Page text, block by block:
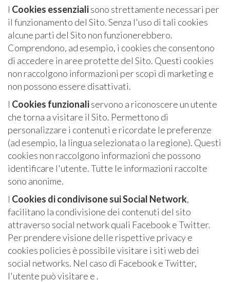
I Cookies essenzialisono strettamente necessari per
il funzionamento del Sito. Senza l'uso di tali cookies
alcune parti del Sito non funzionerebbero.
Comprendono, ad esempio, i cookies che consentono
di accedere in aree protette del Sito. Questi cookies
non raccolgono informazioni per scopi di marketing e
non possono essere disattivati.
I Cookies funzionaliservono a riconoscere un utente
che torna a visitare il Sito. Permettono di
personalizzare i contenuti e ricordate le preferenze
(ad esempio, la lingua selezionata o la regione). Questi
cookies non raccolgono informazioni che possono
identificare l'utente. Tutte le informazioni raccolte
sono anonime.
I Cookies di condivisone sui Social Network,
facilitano la condivisione dei contenuti del sito
attraverso social network quali Facebook e Twitter.
Per prendere visione delle rispettive privacy e
cookies policies è possibile visitare i siti web dei
social networks. Nel caso di Facebook e Twitter,
l'utente può visitare e .